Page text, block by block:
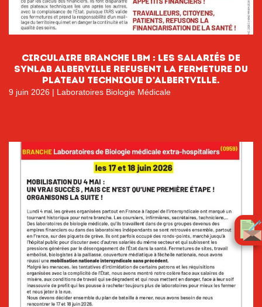
CIRCULAIRE BRANCHE LBM : LES SALARIÉS DE
SYNLAB ALBERVILLE REFUSENT LA FERMETURE DU
PLATEAU TECHNIQUE D’ALBERTVILLE.
9 juin 2026 | Laboratoires Biologie Médicale